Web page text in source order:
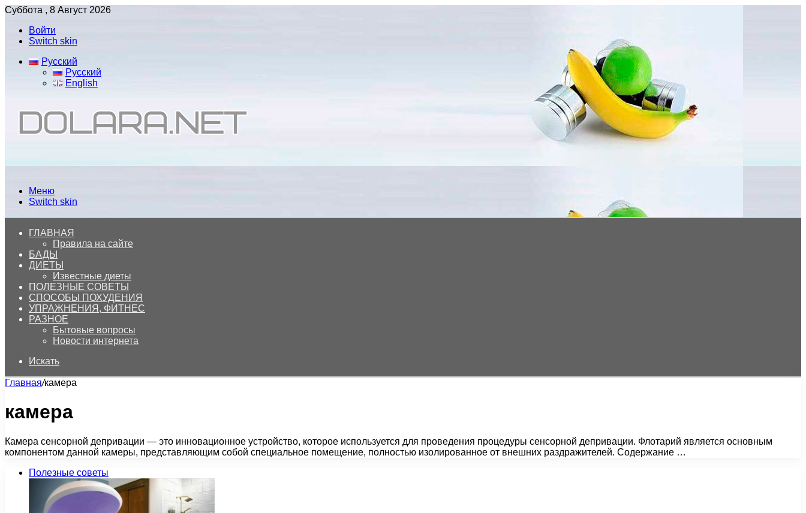
Суббота , 8 Август 2026
Войти
Switch skin
Русский
Русский
English
Меню
Switch skin
ГЛАВНАЯ
Правила на сайте
БАДЫ
ДИЕТЫ
Известные диеты
ПОЛЕЗНЫЕ СОВЕТЫ
СПОСОБЫ ПОХУДЕНИЯ
УПРАЖНЕНИЯ, ФИТНЕС
РАЗНОЕ
Бытовые вопросы
Новости интернета
Искать
Главная/камера
камера
Камера сенсорной депривации — это инновационное устройство, которое используется для проведения процедуры сенсорной депривации. Флотарий является основным
компонентом данной камеры, представляющим собой специальное помещение, полностью изолированное от внешних раздражителей. Содержание …
Полезные советы